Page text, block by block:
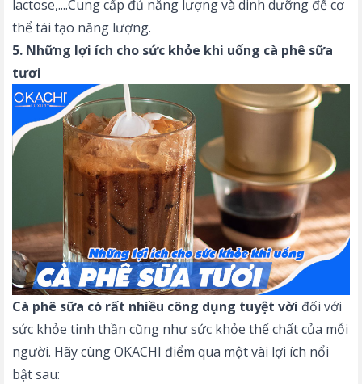
lactose,....Cung cấp đủ năng lượng và dinh dưỡng để cơ
thể tái tạo năng lượng.
5. Những lợi ích cho sức khỏe khi uống cà phê sữa
tươi
Cà phê sữa có rất nhiều công dụng tuyệt vời đối với
sức khỏe tinh thần cũng như sức khỏe thể chất của mỗi
người. Hãy cùng OKACHI điểm qua một vài lợi ích nổi
bật sau: